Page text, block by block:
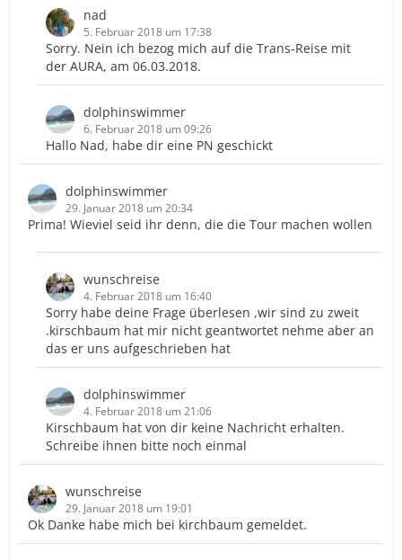
nad
5. Februar 2018 um 17:38
Sorry. Nein ich bezog mich auf die Trans-Reise mit
der AURA, am 06.03.2018.
dolphinswimmer
6. Februar 2018 um 09:26
Hallo Nad, habe dir eine PN geschickt
dolphinswimmer
29. Januar 2018 um 20:34
Prima! Wieviel seid ihr denn, die die Tour machen wollen
wunschreise
4. Februar 2018 um 16:40
Sorry habe deine Frage überlesen ,wir sind zu zweit
.kirschbaum hat mir nicht geantwortet nehme aber an
das er uns aufgeschrieben hat
dolphinswimmer
4. Februar 2018 um 21:06
Kirschbaum hat von dir keine Nachricht erhalten.
Schreibe ihnen bitte noch einmal
wunschreise
29. Januar 2018 um 19:01
Ok Danke habe mich bei kirchbaum gemeldet.